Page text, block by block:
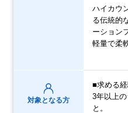
ハイカウ
る伝統的
ーション
軽量で柔
対象となる方
■求める
3年以上
と。